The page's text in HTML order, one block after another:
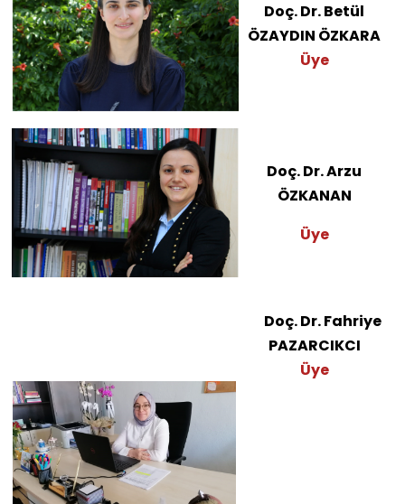
Doç. Dr. Betül
ÖZAYDIN ÖZKARA
Üye
Doç. Dr. Arzu
ÖZKANAN
Üye
Doç. Dr. Fahriye
PAZARCIKCI
Üye